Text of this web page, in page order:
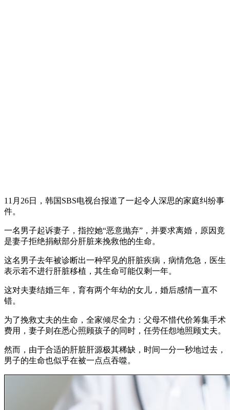
11月26日，韩国SBS电视台报道了一起令人深思的家庭纠纷事
件。
一名男子起诉妻子，指控她“恶意抛弃”，并要求离婚，原因竟
是妻子拒绝捐献部分肝脏来挽救他的生命。
这名男子去年被诊断出一种罕见的肝脏疾病，病情危急，医生
表示若不进行肝脏移植，其生命可能仅剩一年。
这对夫妻结婚三年，育有两个年幼的女儿，婚后感情一直不
错。
为了挽救丈夫的生命，全家倾尽全力：父母不惜代价筹集手术
费用，妻子则在悉心照顾孩子的同时，任劳任怨地照顾丈夫。
然而，由于合适的肝脏肝源极其稀缺，时间一分一秒地过去，
男子的生命也似乎在被一点点吞噬。